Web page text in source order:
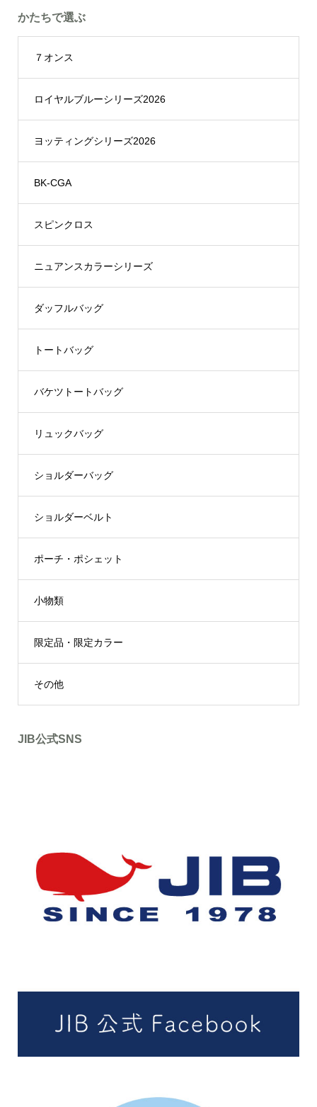
かたちで選ぶ
７オンス
ロイヤルブルーシリーズ2026
ヨッティングシリーズ2026
BK-CGA
スピンクロス
ニュアンスカラーシリーズ
ダッフルバッグ
トートバッグ
バケツトートバッグ
リュックバッグ
ショルダーバッグ
ショルダーベルト
ポーチ・ポシェット
小物類
限定品・限定カラー
その他
JIB公式SNS